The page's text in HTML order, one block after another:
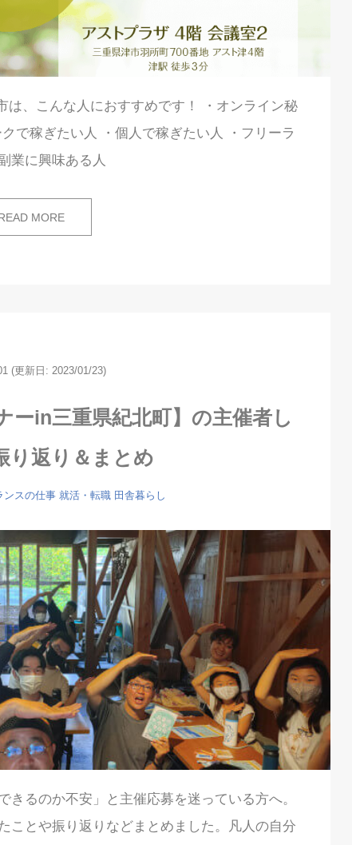
は、こんな人におすすめです！ ・オンライン秘
で稼ぎたい人 ・個人で稼ぎたい人 ・フリーラ
業に興味ある人
MORE
(更新日: 2023/01/23)
ーin三重県紀北町】の主催者し
り返り＆まとめ
ンスの仕事 就活・転職 田舎暮らし
きるのか不安」と主催応募を迷っている方へ。
ことや振り返りなどまとめました。凡人の自分